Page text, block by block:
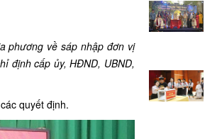
phương về sáp nhập đơn vị
định cấp ủy, HĐND, UBND,
quyết định.